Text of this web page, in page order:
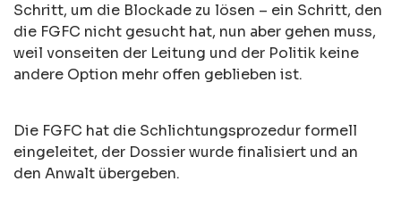
Schritt, um die Blockade zu lösen – ein Schritt, den
die FGFC nicht gesucht hat, nun aber gehen muss,
weil vonseiten der Leitung und der Politik keine
andere Option mehr offen geblieben ist.
Die FGFC hat die Schlichtungsprozedur formell
eingeleitet, der Dossier wurde finalisiert und an
den Anwalt übergeben.